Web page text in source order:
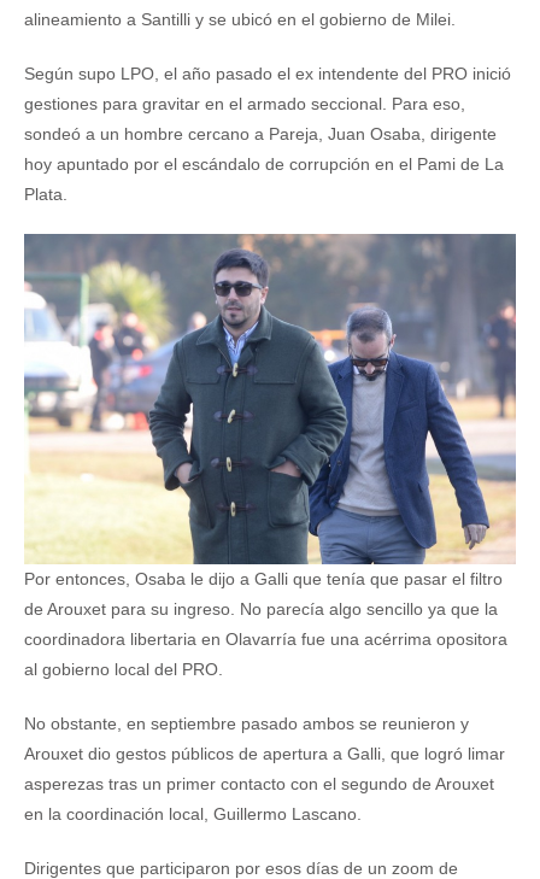
alineamiento a Santilli y se ubicó en el gobierno de Milei.
Según supo LPO, el año pasado el ex intendente del PRO inició
gestiones para gravitar en el armado seccional. Para eso,
sondeó a un hombre cercano a Pareja, Juan Osaba, dirigente
hoy apuntado por el escándalo de corrupción en el Pami de La
Plata.
Por entonces, Osaba le dijo a Galli que tenía que pasar el filtro
de Arouxet para su ingreso. No parecía algo sencillo ya que la
coordinadora libertaria en Olavarría fue una acérrima opositora
al gobierno local del PRO.
No obstante, en septiembre pasado ambos se reunieron y
Arouxet dio gestos públicos de apertura a Galli, que logró limar
asperezas tras un primer contacto con el segundo de Arouxet
en la coordinación local, Guillermo Lascano.
Dirigentes que participaron por esos días de un zoom de